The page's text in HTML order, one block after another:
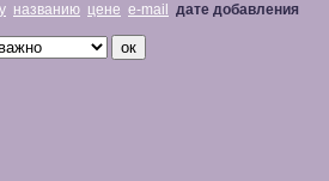
названию цене e-mail дате добавления